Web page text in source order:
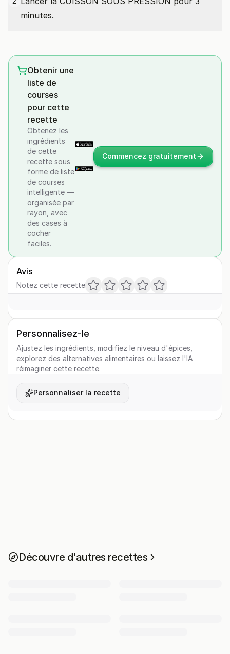
minutes.
Obtenir une
liste de
courses
pour cette
recette
Obtenez les
ingrédients
de cette
recette sous
forme de liste
de courses
intelligente —
organisée par
rayon, avec
des cases à
cocher
faciles.
Commencez gratuitement
Avis
Notez cette recette
Personnalisez-le
Ajustez les ingrédients, modifiez le niveau d'épices,
explorez des alternatives alimentaires ou laissez l'IA
réimaginer cette recette.
Personnaliser la recette
Découvre d'autres recettes